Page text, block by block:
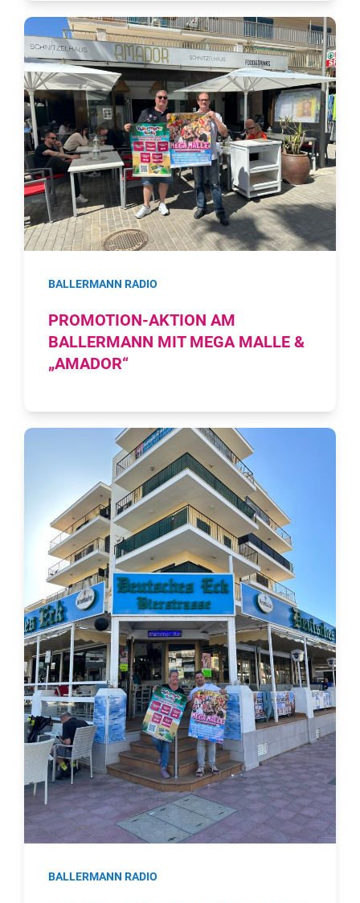
BALLERMANN RADIO
PROMOTION-AKTION AM
BALLERMANN MIT MEGA MALLE &
„AMADOR“
BALLERMANN RADIO